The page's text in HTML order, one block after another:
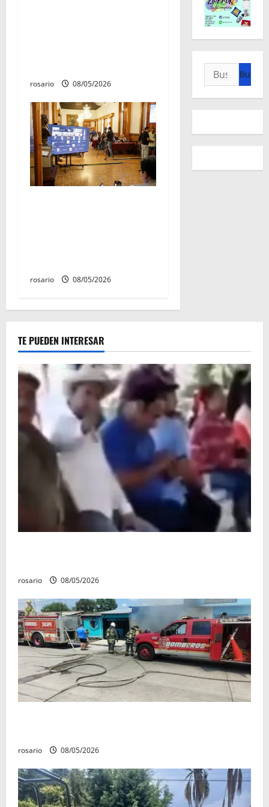
rosario 08/05/2026
rosario 08/05/2026
Buscar:
TE PUEDEN INTERESAR
rosario 08/05/2026
rosario 08/05/2026